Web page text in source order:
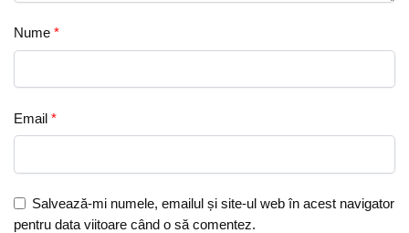
Nume *
Email *
Salvează-mi numele, emailul și site-ul web în acest navigator
pentru data viitoare când o să comentez.